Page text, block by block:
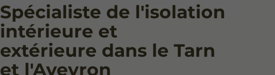
Spécialiste de l'isolation
intérieure et
extérieure dans le Tarn
et l'Aveyron